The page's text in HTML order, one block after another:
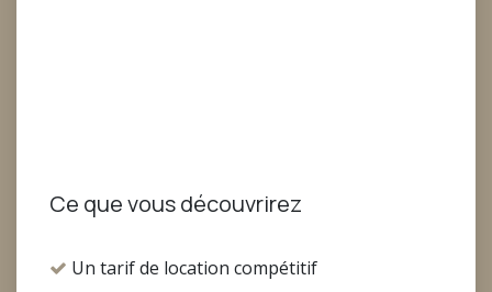
Ce que vous découvrirez
Un tarif de location compétitif